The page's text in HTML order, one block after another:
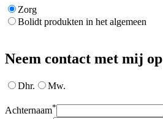
Zorg
Bolidt produkten in het algemeen
Neem contact met mij op
Dhr. Mw.
Achternaam*